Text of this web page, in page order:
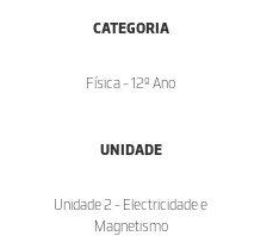
CATEGORIA
Física - 12º Ano
UNIDADE
Unidade 2 - Electricidade e
Magnetismo